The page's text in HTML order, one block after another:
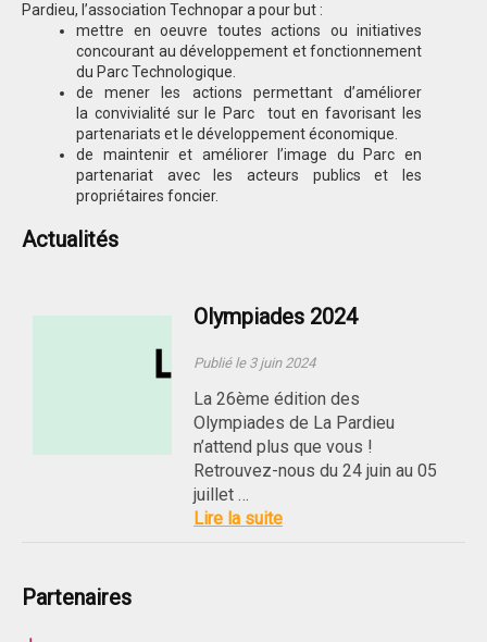
Pardieu, l’association Technopar a pour but :
mettre en oeuvre toutes actions ou initiatives
concourant au développement et fonctionnement
du Parc Technologique.
de mener les actions permettant d’améliorer
la convivialité sur le Parc tout en favorisant les
partenariats et le développement économique.
de maintenir et améliorer l’image du Parc en
partenariat avec les acteurs publics et les
propriétaires foncier.
Actualités
Olympiades 2024
Publié le 3 juin 2024
La 26ème édition des
Olympiades de La Pardieu
n’attend plus que vous !
Retrouvez-nous du 24 juin au 05
juillet …
Lire la suite
Partenaires